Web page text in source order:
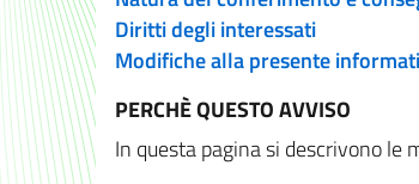
Diritti degli interessati
Modifiche alla presente
PERCHÈ QUESTO AVVISO
In questa pagina si descrivono